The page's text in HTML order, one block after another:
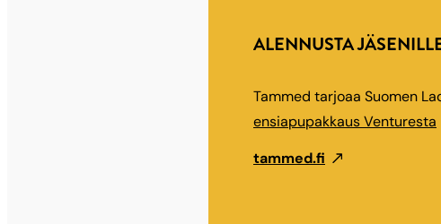
ALENNUSTA
Tammed tarjoaa Suomen
ensiapupakkaus Venturesta
tammed.fi